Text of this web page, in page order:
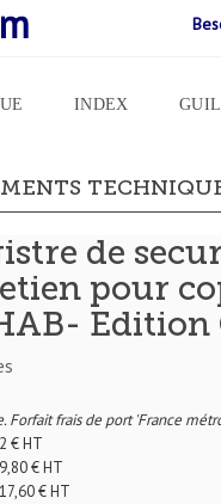
INDEX
de
pour
Edition
Forfait frais de port 'France
€ HT
€ HT
€ HT